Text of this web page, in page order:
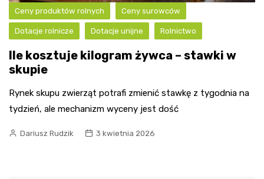
Ceny produktów rolnych Ceny surowców
Dotacje rolnicze Dotacje unijne Rolnictwo
Ile kosztuje kilogram żywca – stawki w
skupie
Rynek skupu zwierząt potrafi zmienić stawkę z tygodnia na
tydzień, ale mechanizm wyceny jest dość
Dariusz Rudzik 3 kwietnia 2026